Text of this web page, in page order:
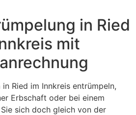
in Ried
mit
Ried im Innkreis entrümpeln,
Erbschaft oder bei einem
sich doch gleich von der